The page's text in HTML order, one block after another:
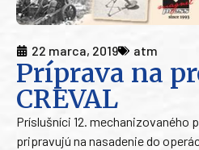
22 marca, 2019 atm
Príprava na
CREVAL
Príslušníci 12. mechanizovaného
pripravujú na nasadenie do